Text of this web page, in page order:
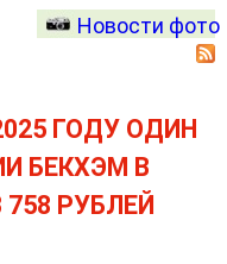
Новости фото
ГОДУ ОДИН
БЕКХЭМ В
РУБЛЕЙ